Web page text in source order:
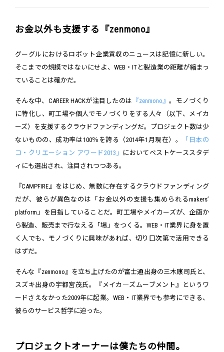
お金以外も支援する『zenmono』
グーグルにおけるロボット企業買収のニュースは記憶に新しい。
そこまでの規模ではないにせよ、WEB・ITと製造業の距離が縮まっ
ていることは確かだ。
そんな中、CAREER HACKが注目したのは 『zenmono』。モノづくり
に特化し、町工場や個人でモノづくりをする人々（以下、メイカ
ーズ）を支援するクラウドファンディングだ。プロジェクト数は少
ないものの、成功率は100％を誇る（2014年1月現在）。
「日本の
コ・クリエーション アワード2013」
においてベストケーススタデ
ィにも選出され、注目されつつある。
『CAMPFIRE』をはじめ、無数に存在するクラウドファンディング
だが、彼らが異色なのは「お金以外の支援も集められるmakers’
platform」を目指していることだ。町工場やメイカーズが、企画か
ら製造、販売まで行なえる「場」をつくる。WEB・IT業界に身を置
く人でも、モノづくりに興味があれば、切り口次第で活用できる
はずだ。
そんな『zenmono』を立ち上げたのが富士通出身の三木康司氏と、
スズキ出身の宇都宮茂氏。『メイカ―ズムーブメント』というワ
ードさえなかった2009年に起業。WEB・IT業界でも参考にできる、
彼らのサービス哲学に迫った。
プロジェクトオーナーは僕たちの仲間。